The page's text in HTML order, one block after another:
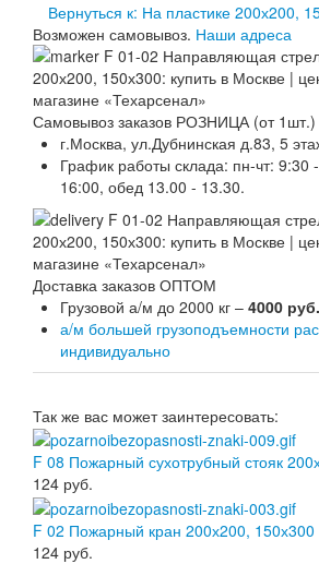
Сертификаты
Вопрос-Ответ
Контакты
Вернуться к: На пластике 200х200,
Возможен самовывоз. Наши адреса
Самовывоз заказов РОЗНИЦА (от 1шт.)
г.Москва, ул.Дубнинская д.83, 5
График работы склада: пн-чт: 9:30
16:00, обед 13.00 - 13.30.
Доставка заказов ОПТОМ
Грузовой а/м до 2000 кг – 4000 руб.
а/м большей грузоподъемности
индивидуально
Так же вас может заинтересовать:
F 08 Пожарный сухотрубный стояк
124 руб.
F 02 Пожарный кран 200х200, 150х300
124 руб.